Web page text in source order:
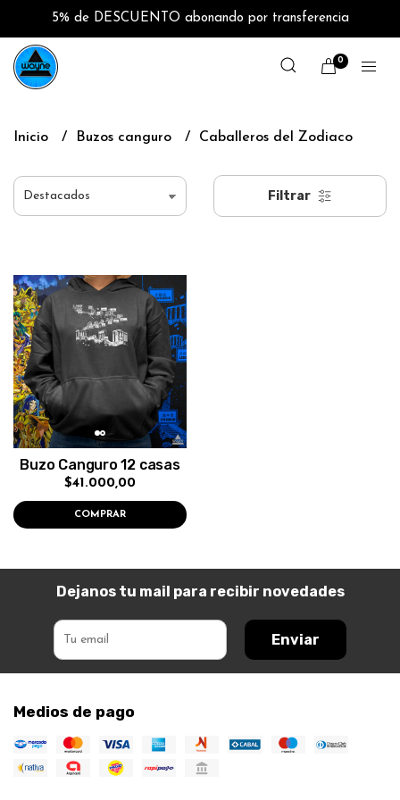
5% de DESCUENTO abonando por transferencia
0
Inicio Buzos canguro Caballeros del Zodiaco
Filtrar
Buzo Canguro 12 casas
$41.000,00
COMPRAR
Dejanos tu mail para recibir novedades
Enviar
Medios de pago